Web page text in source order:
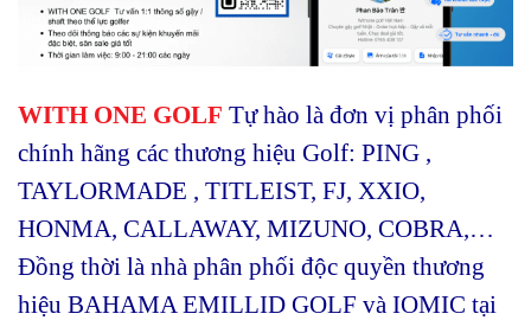
WITH ONE GOLF Tự hào là đơn vị phân phối
chính hãng các thương hiệu Golf: PING ,
TAYLORMADE , TITLEIST, FJ, XXIO,
HONMA, CALLAWAY, MIZUNO, COBRA,…
Đồng thời là nhà phân phối độc quyền thương
hiệu BAHAMA EMILLID GOLF và IOMIC tại